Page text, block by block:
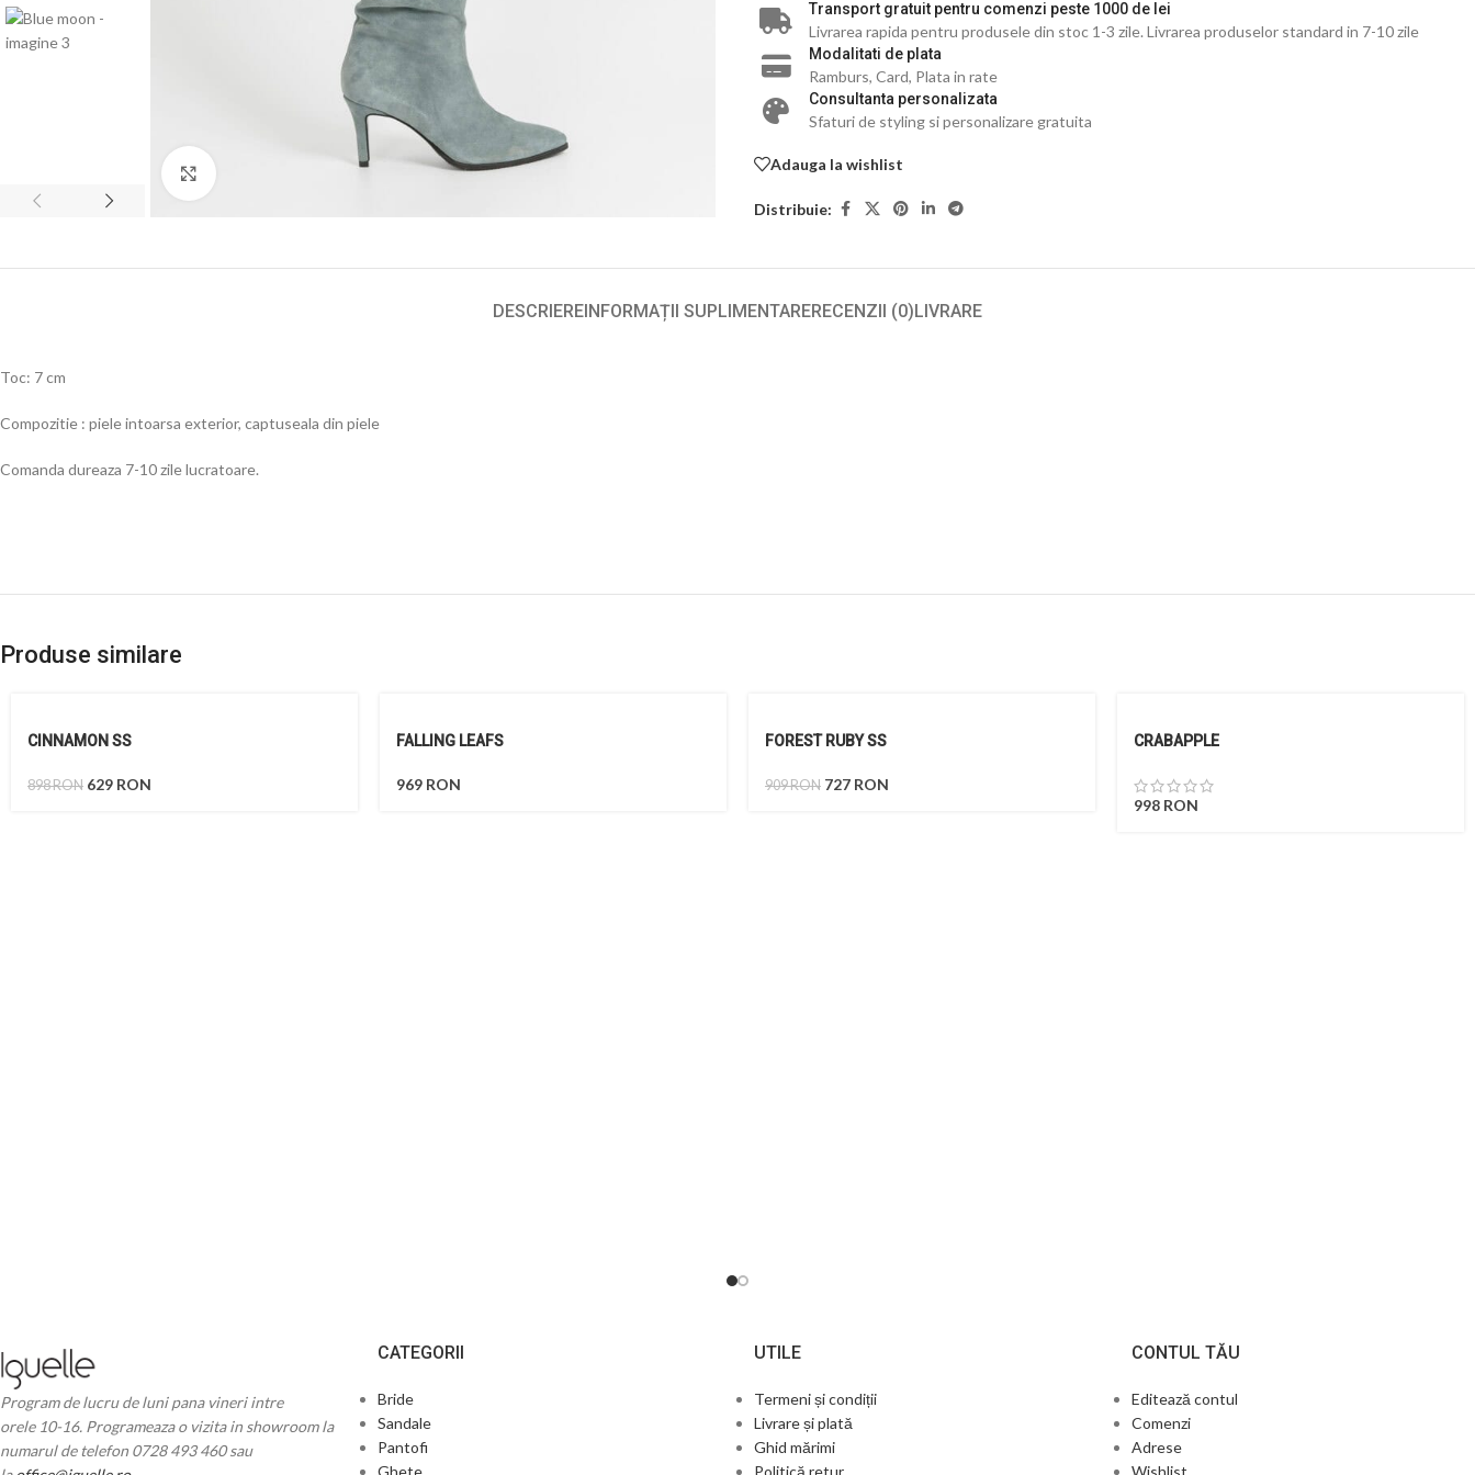
Transport gratuit pentru comenzi peste 1000 de lei
Livrarea rapida pentru produsele din stoc 1-3 zile. Livrarea produselor standard in 7-10 zile
Modalitati de plata
Ramburs, Card, Plata in rate
Consultanta personalizata
Sfaturi de styling si personalizare gratuita
Adauga la wishlist
Distribuie:
DESCRIEREINFORMAȚII SUPLIMENTARERECENZII (0)LIVRARE
Toc: 7 cm
Compozitie : piele intoarsa exterior, captuseala din piele
Comanda dureaza 7-10 zile lucratoare.
Produse similare
CINNAMON SS
898RON 629 RON
FALLING LEAFS
969 RON
FOREST RUBY SS
909RON 727 RON
CRABAPPLE
998 RON
Program de lucru de luni pana vineri intre
orele 10-16. Programeaza o vizita in showroom la
numarul de telefon 0728 493 460 sau
CATEGORII
Bride
Sandale
Pantofi
Ghete
UTILE
Termeni și condiții
Livrare și plată
Ghid mărimi
Politică retur
CONTUL TĂU
Editează contul
Comenzi
Adrese
Wishlist